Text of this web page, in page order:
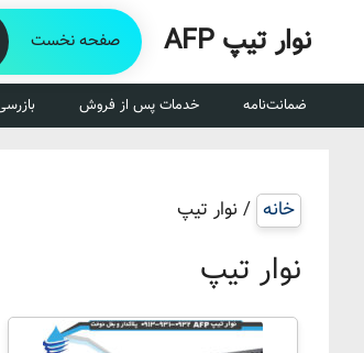
نوار تیپ AFP صفحه نخست
ضمانت‌نامه خدمات پس از فروش
خانه / نوار تیپ
نوار تیپ